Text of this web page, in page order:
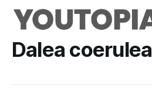
Dalea coerulea